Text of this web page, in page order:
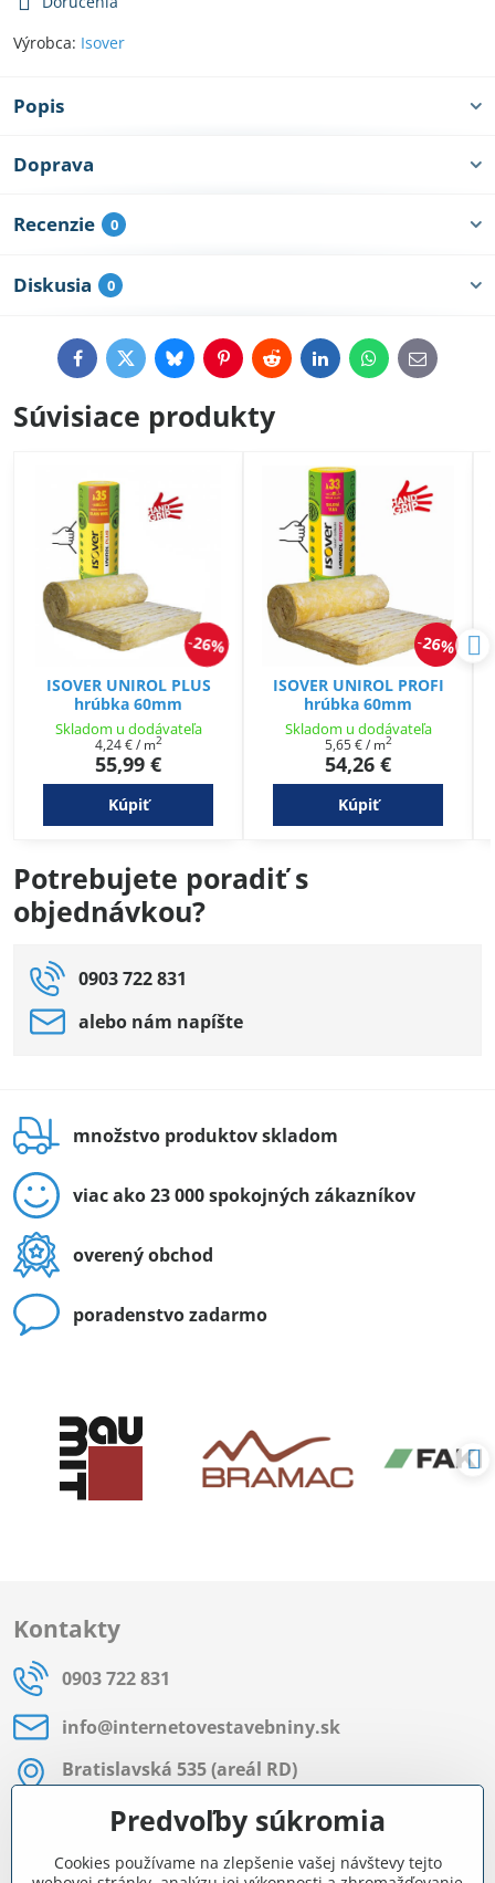
Výrobca: Isover
Popis
Doprava
Recenzie 0
Diskusia 0
FacebookTwitterBlueskyPinterestRedditLinkedInWhatsApp
E-
mail
Súvisiace produkty
26%
ISOVER UNIROL PLUS
hrúbka 60mm
Skladom u dodávateľa
55,99 €
4,24 €/ m2
Kúpiť
26%
ISOVER UNIROL PROFI
hrúbka 60mm
Skladom u dodávateľa
54,26 €
5,65 €/ m2
Kúpiť
Potrebujete poradiť s
objednávkou?
0903 722 831
alebo nám napíšte
množstvo produktov skladom
viac ako 23 000 spokojných zákazníkov
overený obchod
poradenstvo zadarmo
Kontakty
0903 722 831
info​@internetovestavebniny​.sk
Bratislavská 535 (areál RD)
Most pri Bratislave
Pon - Pia 8:00 - 11:30 a 12:15 - 15:30
Facebook
Predvoľby súkromia
Cookies používame na zlepšenie vašej návštevy tejto